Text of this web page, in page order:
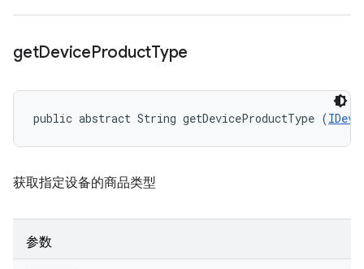
getDeviceProductType
public abstract String getDeviceProductType (
获取指定设备的商品类型
参数